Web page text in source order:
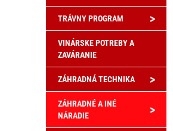
>
TRÁVNY PROGRAM
VINÁRSKE POTREBY A
ZAVÁRANIE
>
ZÁHRADNÁ TECHNIKA
>
ZÁHRADNÉ A INÉ
NÁRADIE